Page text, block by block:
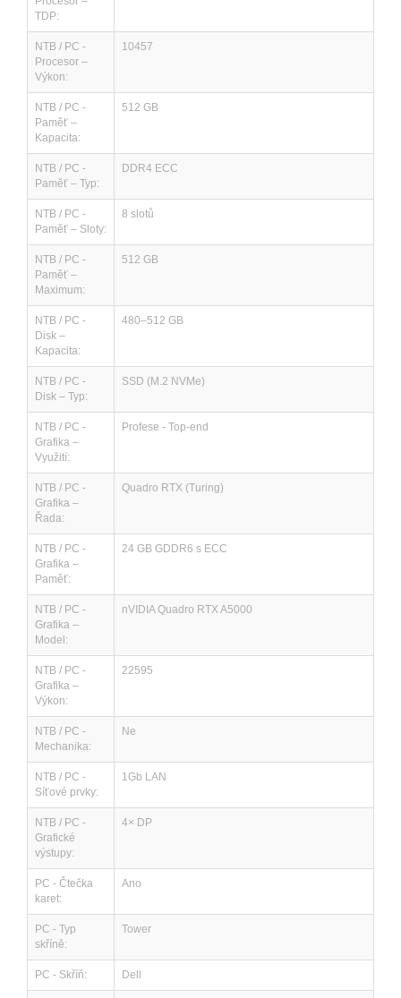
TDP:
NTB / PC -
Procesor –
Výkon:
10457
NTB / PC -
Paměť –
Kapacita:
512 GB
NTB / PC -
Paměť – Typ:
DDR4 ECC
NTB / PC -
Paměť – Sloty:
8 slotů
NTB / PC -
Paměť –
Maximum:
512 GB
NTB / PC -
Disk –
Kapacita:
480–512 GB
NTB / PC -
Disk – Typ:
SSD (M.2 NVMe)
NTB / PC -
Grafika –
Využití:
Profese - Top-end
NTB / PC -
Grafika –
Řada:
Quadro RTX (Turing)
NTB / PC -
Grafika –
Paměť:
24 GB GDDR6 s ECC
NTB / PC -
Grafika –
Model:
nVIDIA Quadro RTX A5000
NTB / PC -
Grafika –
Výkon:
22595
NTB / PC -
Mechanika:
Ne
NTB / PC -
Síťové prvky:
1Gb LAN
NTB / PC -
Grafické
výstupy:
4× DP
PC - Čtečka
karet:
Ano
PC - Typ
skříně:
Tower
PC - Skříň: Dell